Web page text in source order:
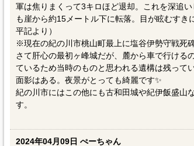
軍勢は谷地へ逃げるも大量の矢を浴び大量の戦
することもできない義深軍の前に大変立派な馬
乗り前に進むと、その後ろから二千騎超の郷土
軍は焦りまくって3キロほど退却。これを深追
も崖から約15メートル下に転落。目が眩むすき
平記より）
※現在の紀の川市桃山町最上に塩谷伊勢守戦死
さて肝心の最初ヶ峰城だが、麓から車で行ける
ているため当時のものと思われる遺構は残って
紀の川市にはこの他にも古和田城や紀伊飯盛山
す。